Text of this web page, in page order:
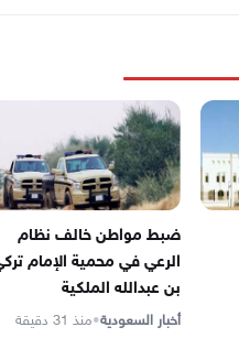
ضبط مواطن خالف نظام
الرعي في محمية الإمام
بن عبدالله الملكية
أخبار السعودية•منذ 31 دقيقة